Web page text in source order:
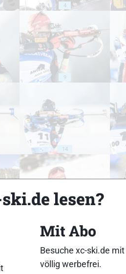
4
9
14
lesen?
Mit Abo
Besuche xc-ski.de
völlig werbefrei.